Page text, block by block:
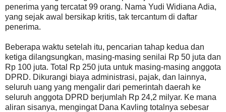
penerima yang tercatat 99 orang. Nama Yudi Widiana Adia,
yang sejak awal bersikap kritis, tak tercantum di daftar
penerima.
Beberapa waktu setelah itu, pencarian tahap kedua dan
ketiga dilangsungkan, masing-masing senilai Rp 50 juta dan
Rp 100 juta. Total Rp 250 juta untuk masing-masing anggota
DPRD. Dikurangi biaya administrasi, pajak, dan lainnya,
seluruh uang yang mengalir dari pemerintah daerah ke
seluruh anggota DPRD berjumlah Rp 24,2 milyar. Ke mana
aliran sisanya, mengingat Dana Kavling totalnya sebesar